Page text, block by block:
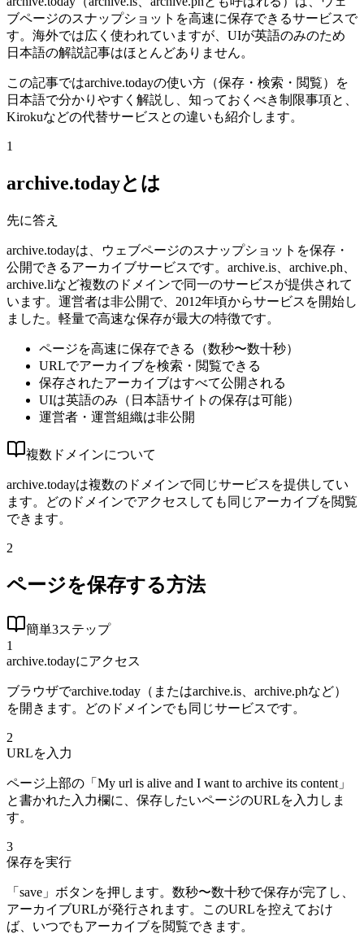
ブページのスナップショットを高速に保存できるサービスで
す。海外では広く使われていますが、UIが英語のみのため
日本語の解説記事はほとんどありません。
この記事ではarchive.todayの使い方（保存・検索・閲覧）を
日本語で分かりやすく解説し、知っておくべき制限事項と、
Kirokuなどの代替サービスとの違いも紹介します。
1
archive.todayとは
先に答え
archive.todayは、ウェブページのスナップショットを保存・
公開できるアーカイブサービスです。archive.is、archive.ph、
archive.liなど複数のドメインで同一のサービスが提供されて
います。運営者は非公開で、2012年頃からサービスを開始し
ました。軽量で高速な保存が最大の特徴です。
ページを高速に保存できる（数秒〜数十秒）
URLでアーカイブを検索・閲覧できる
保存されたアーカイブはすべて公開される
UIは英語のみ（日本語サイトの保存は可能）
運営者・運営組織は非公開
複数ドメインについて
archive.todayは複数のドメインで同じサービスを提供してい
ます。どのドメインでアクセスしても同じアーカイブを閲覧
できます。
2
ページを保存する方法
簡単3ステップ
1
archive.todayにアクセス
ブラウザでarchive.today（またはarchive.is、archive.phなど）
を開きます。どのドメインでも同じサービスです。
2
URLを入力
ページ上部の「My url is alive and I want to archive its content」
と書かれた入力欄に、保存したいページのURLを入力しま
す。
3
保存を実行
「save」ボタンを押します。数秒〜数十秒で保存が完了し、
アーカイブURLが発行されます。このURLを控えておけ
ば、いつでもアーカイブを閲覧できます。